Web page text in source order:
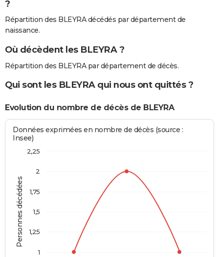
?
Répartition des BLEYRA décédés par département de
naissance.
Où décèdent les BLEYRA ?
Répartition des BLEYRA par département de décès.
Qui sont les BLEYRA qui nous ont quittés ?
Evolution du nombre de décès de BLEYRA
Personnes décédées
Données exprimées en nombre de décès (source :
Insee)
1
1,25
1,5
1,75
2
2,25